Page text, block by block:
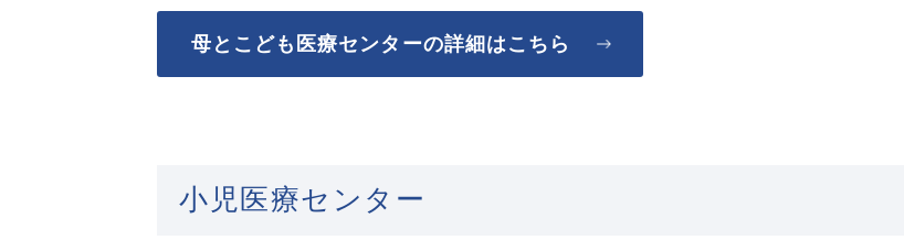
母とこども医療センターの詳細はこちら
小児医療センター